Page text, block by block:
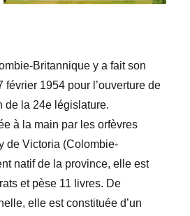
Britannique y a fait son
février 1954 pour l’ouverture de
de la 24e législature.
à la main par les orfèvres
de Victoria (Colombie-
natif de la province, elle est
et pèse 11 livres. De
elle est constituée d’un